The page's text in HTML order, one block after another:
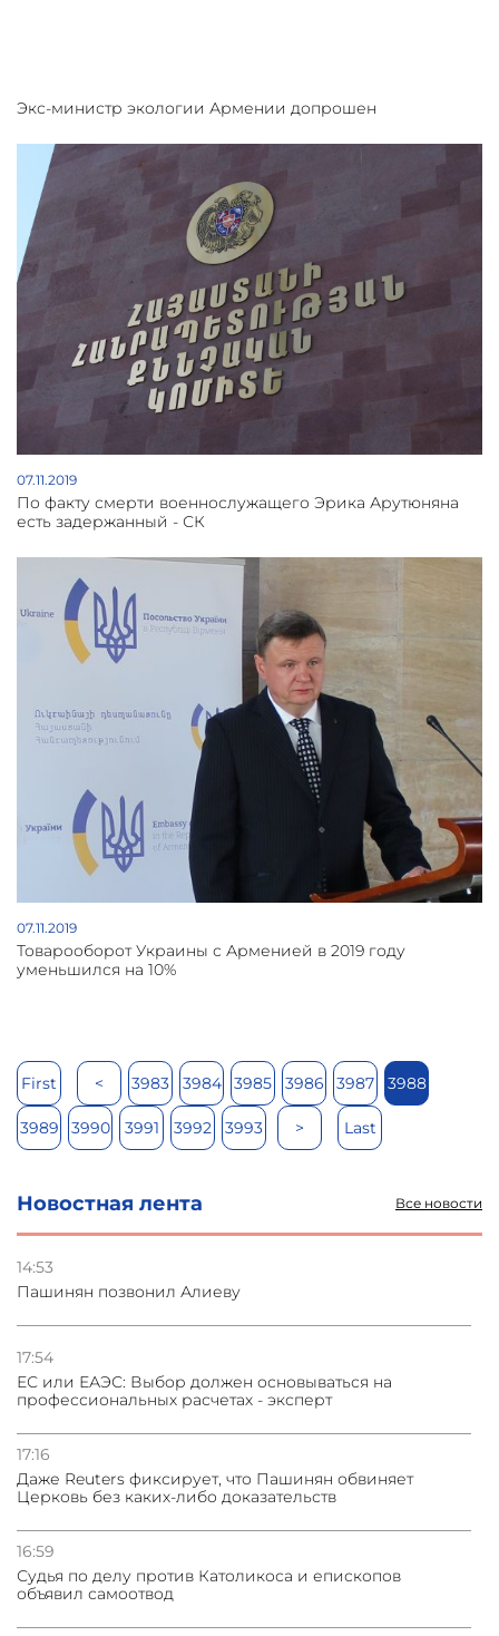
Экс-министр экологии Армении допрошен
07.11.2019
По факту смерти военнослужащего Эрика Арутюняна
есть задержанный - СК
07.11.2019
Товарооборот Украины с Арменией в 2019 году
уменьшился на 10%
First < 3983 3984 3985 3986 3987 3988
3989 3990 3991 3992 3993 > Last
Новостная лента Все новости
14:53
Пашинян позвонил Алиеву
17:54
ЕС или ЕАЭС: Выбор должен основываться на
профессиональных расчетах - эксперт
17:16
Даже Reuters фиксирует, что Пашинян обвиняет
Церковь без каких-либо доказательств
16:59
Судья по делу против Католикоса и епископов
объявил самоотвод